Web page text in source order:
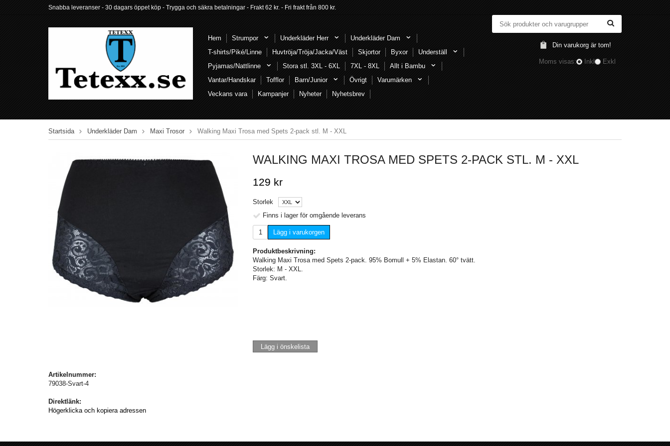
Snabba leveranser - 30 dagars öppet köp - Trygga och säkra betalningar - Frakt 62 kr. - Fri frakt från 800 kr.
Hem Strumpor Underkläder Herr
Underkläder Dam
T-shirts/Piké/Linne
Huvtröja/Tröja/Jacka/Väst Skjortor Byxor
Underställ
Pyjamas/Nattlinne
Stora stl. 3XL - 6XL 7XL - 8XL
Allt i Bambu
Vantar/Handskar
Tofflor Barn/Junior Övrigt
Varumärken
Veckans vara
Kampanjer Nyheter Nyhetsbrev
Din varukorg är tom!
Moms visas: Inkl Exkl
Startsida Underkläder Dam Maxi Trosor Walking Maxi Trosa med Spets 2-pack stl. M - XXL
WALKING MAXI TROSA MED SPETS 2-PACK STL. M - XXL
129 kr
Storlek
Finns i lager för omgående leverans
Lägg i varukorgen
Produktbeskrivning:
Walking Maxi Trosa med Spets 2-pack. 95% Bomull + 5% Elastan. 60° tvätt.
Storlek: M - XXL.
Färg: Svart.
Lägg i önskelista
Artikelnummer:
79038-Svart-4
Direktlänk:
Högerklicka och kopiera adressen